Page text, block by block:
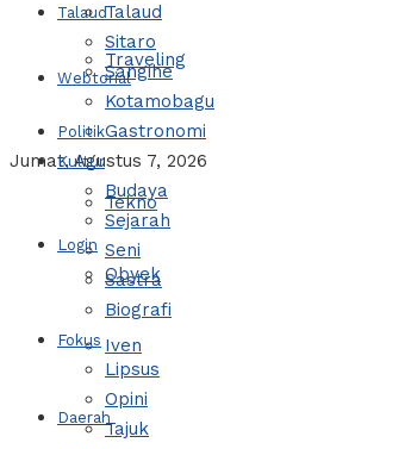
Talaud
Webtorial
Jumat, Agustus 7, 2026
Login
Traveling
Gastronomi
Tekno
Obyek
Iven
Daerah
Talaud
Sitaro
Sangihe
Kotamobagu
Politik
Kultur
Budaya
Sejarah
Seni
Sastra
Biografi
Fokus
Lipsus
Opini
Tajuk